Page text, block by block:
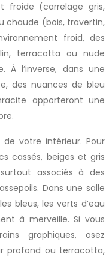
froide (carrelage gris,
chaude (bois, travertin,
froid, des
terracotta ou nude
À l’inverse, dans une
des nuances de bleu
apporteront une
votre intérieur. Pour
cassés, beiges et gris
associés à des
Dans une salle
bleus, les verts d’eau
à merveille. Si vous
graphiques, osez
profond ou terracotta,